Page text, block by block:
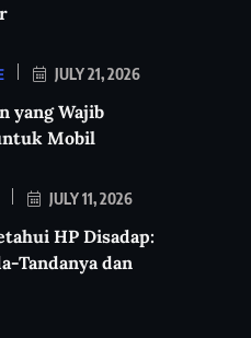
JULY 21, 2026
yang Wajib
Mobil
JULY 11, 2026
HP Disadap:
Tandanya dan